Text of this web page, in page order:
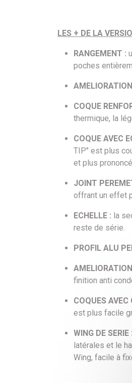
LES + DE LA
RANGEMENT :
poches
COQUE
thermique, la
COQUE AVEC
TIP" est plus
et plus
JOINT
offrant un effet
ECHELLE : la
reste de série.
PROFIL ALU
finition anti
COQUES AVEC
est plus facile
WING DE SERIE :
latérales et le
Wing, facile à